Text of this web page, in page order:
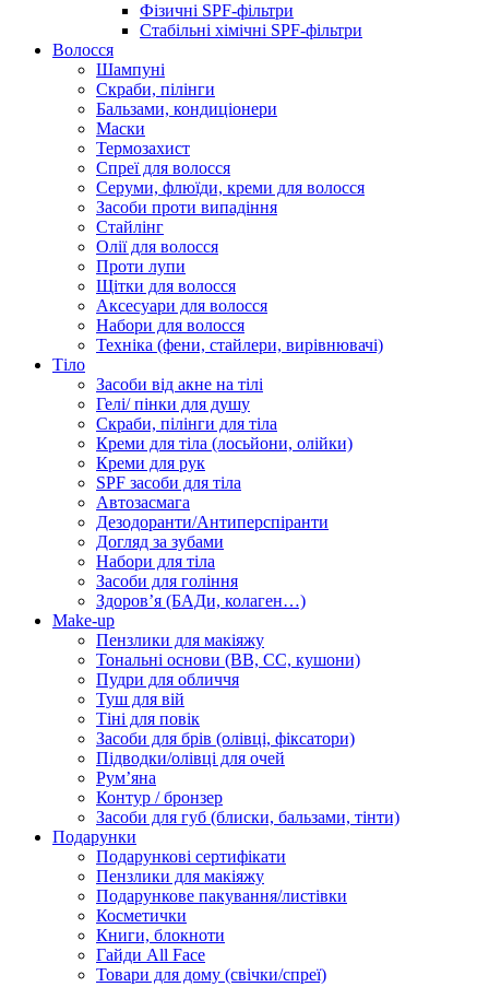
Фізичні SPF-фільтри
Стабільні хімічні SPF-фільтри
Волосся
Шампуні
Скраби, пілінги
Бальзами, кондиціонери
Маски
Термозахист
Спреї для волосся
Серуми, флюїди, креми для волосся
Засоби проти випадіння
Стайлінг
Олії для волосся
Проти лупи
Щітки для волосся
Аксесуари для волосся
Набори для волосся
Техніка (фени, стайлери, вирівнювачі)
Тіло
Засоби від акне на тілі
Гелі/ пінки для душу
Скраби, пілінги для тіла
Креми для тіла (лосьйони, олійки)
Креми для рук
SPF засоби для тіла
Автозасмага
Дезодоранти/Антиперспіранти
Догляд за зубами
Набори для тіла
Засоби для гоління
Здоровʼя (БАДи, колаген…)
Make-up
Пензлики для макіяжу
Тональні основи (BB, CC, кушони)
Пудри для обличчя
Туш для вій
Тіні для повік
Засоби для брів (олівці, фіксатори)
Підводки/олівці для очей
Румʼяна
Контур / бронзер
Засоби для губ (блиски, бальзами, тінти)
Подарунки
Подарункові сертифікати
Пензлики для макіяжу
Подарункове пакування/листівки
Косметички
Книги, блокноти
Гайди All Face
Товари для дому (свічки/спреї)